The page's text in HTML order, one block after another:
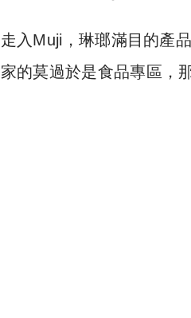
走入Muji，琳瑯滿目的產
家的莫過於是食品專區，